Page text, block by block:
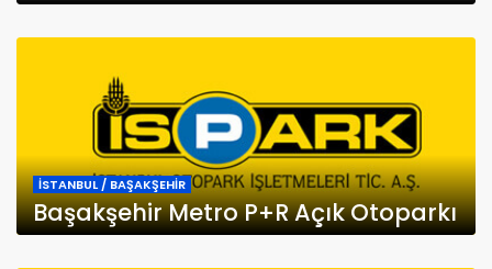
İSTANBUL / BAŞAKŞEHİR
Başakşehir Metro P+R Açık Otoparkı